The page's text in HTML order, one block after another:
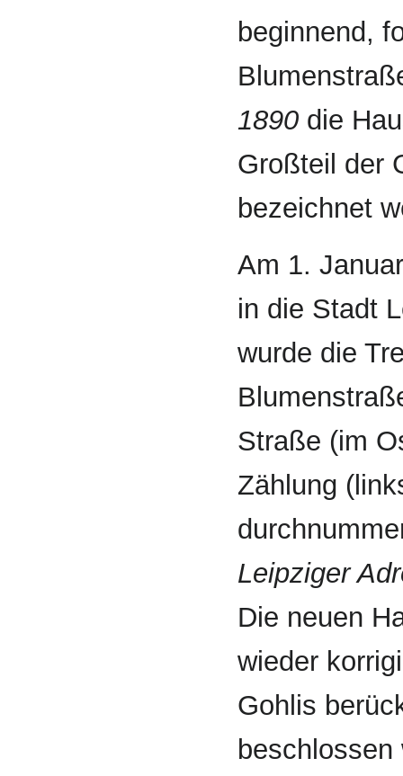
beginnend,
1890 die
Großteil der
bezeichnet
Am 1.
in die Stadt
wurde die
Straße (im
Zählung
Leipziger
Die neuen
wieder
Gohlis
beschlossen